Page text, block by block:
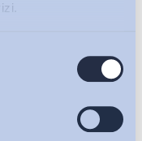
personali descritti